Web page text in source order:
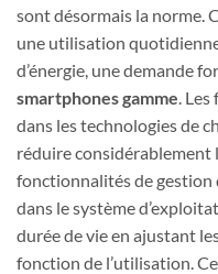
sont désormais la norme.
une utilisation
d’énergie, une demande
smartphones gamme.
dans les technologies de
réduire considérablement
fonctionnalités de gestion
dans le système
durée de vie en ajustant
fonction de l’utilisation.